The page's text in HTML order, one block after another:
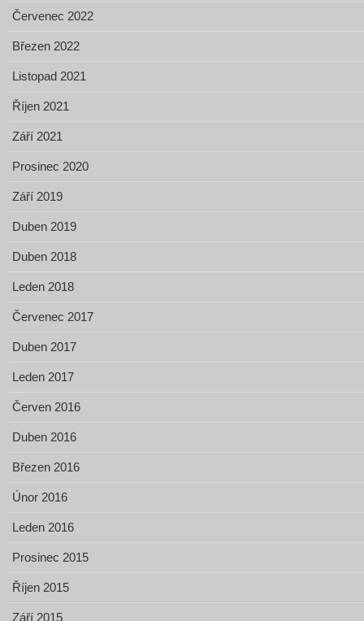
Červenec 2022
Březen 2022
Listopad 2021
Říjen 2021
Září 2021
Prosinec 2020
Září 2019
Duben 2019
Duben 2018
Leden 2018
Červenec 2017
Duben 2017
Leden 2017
Červen 2016
Duben 2016
Březen 2016
Únor 2016
Leden 2016
Prosinec 2015
Říjen 2015
Září 2015